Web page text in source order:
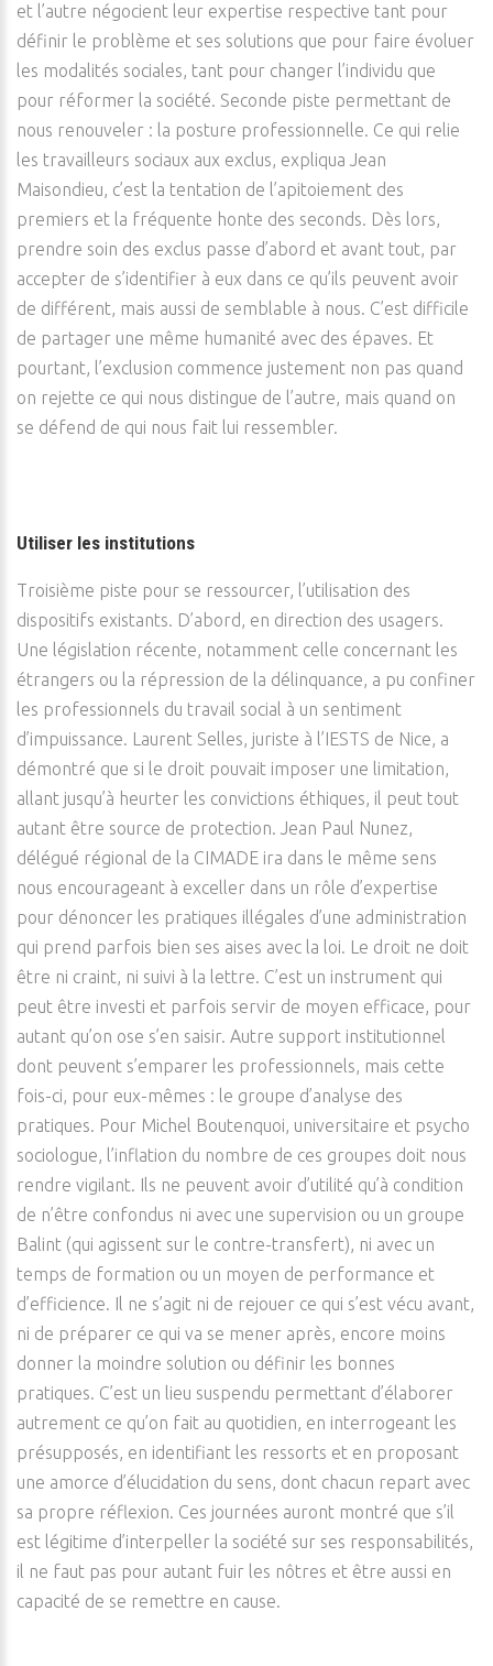
et l’autre négocient leur expertise respective tant pour
définir le problème et ses solutions que pour faire évoluer
les modalités sociales, tant pour changer l’individu que
pour réformer la société. Seconde piste permettant de
nous renouveler : la posture professionnelle. Ce qui relie
les travailleurs sociaux aux exclus, expliqua Jean
Maisondieu, c’est la tentation de l’apitoiement des
premiers et la fréquente honte des seconds. Dès lors,
prendre soin des exclus passe d’abord et avant tout, par
accepter de s’identifier à eux dans ce qu’ils peuvent avoir
de différent, mais aussi de semblable à nous. C’est difficile
de partager une même humanité avec des épaves. Et
pourtant, l’exclusion commence justement non pas quand
on rejette ce qui nous distingue de l’autre, mais quand on
se défend de qui nous fait lui ressembler.
Utiliser les institutions
Troisième piste pour se ressourcer, l’utilisation des
dispositifs existants. D’abord, en direction des usagers.
Une législation récente, notamment celle concernant les
étrangers ou la répression de la délinquance, a pu confiner
les professionnels du travail social à un sentiment
d’impuissance. Laurent Selles, juriste à l’IESTS de Nice, a
démontré que si le droit pouvait imposer une limitation,
allant jusqu’à heurter les convictions éthiques, il peut tout
autant être source de protection. Jean Paul Nunez,
délégué régional de la CIMADE ira dans le même sens
nous encourageant à exceller dans un rôle d’expertise
pour dénoncer les pratiques illégales d’une administration
qui prend parfois bien ses aises avec la loi. Le droit ne doit
être ni craint, ni suivi à la lettre. C’est un instrument qui
peut être investi et parfois servir de moyen efficace, pour
autant qu’on ose s’en saisir. Autre support institutionnel
dont peuvent s’emparer les professionnels, mais cette
fois-ci, pour eux-mêmes : le groupe d’analyse des
pratiques. Pour Michel Boutenquoi, universitaire et psycho
sociologue, l’inflation du nombre de ces groupes doit nous
rendre vigilant. Ils ne peuvent avoir d’utilité qu’à condition
de n’être confondus ni avec une supervision ou un groupe
Balint (qui agissent sur le contre-transfert), ni avec un
temps de formation ou un moyen de performance et
d’efficience. Il ne s’agit ni de rejouer ce qui s’est vécu avant,
ni de préparer ce qui va se mener après, encore moins
donner la moindre solution ou définir les bonnes
pratiques. C’est un lieu suspendu permettant d’élaborer
autrement ce qu’on fait au quotidien, en interrogeant les
présupposés, en identifiant les ressorts et en proposant
une amorce d’élucidation du sens, dont chacun repart avec
sa propre réflexion. Ces journées auront montré que s’il
est légitime d’interpeller la société sur ses responsabilités,
il ne faut pas pour autant fuir les nôtres et être aussi en
capacité de se remettre en cause.